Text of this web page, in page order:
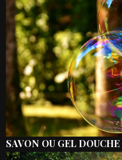
SAVON OU GEL DOUCHE